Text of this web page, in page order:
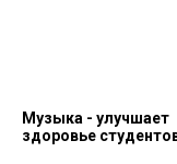
Музыка - улучшает
здоровье